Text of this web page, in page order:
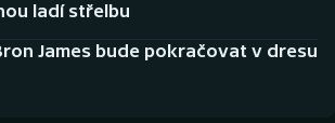
ladí střelbu
James bude pokračovat v dresu